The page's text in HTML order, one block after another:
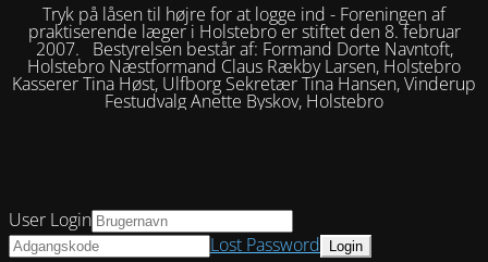
Tryk på låsen til højre for at logge ind - Foreningen af
praktiserende læger i Holstebro er stiftet den 8. februar
2007. Bestyrelsen består af: Formand Dorte Navntoft,
Holstebro Næstformand Claus Rækby Larsen, Holstebro
Kasserer Tina Høst, Ulfborg Sekretær Tina Hansen, Vinderup
Festudvalg Anette Byskov, Holstebro
User Login
Lost Password